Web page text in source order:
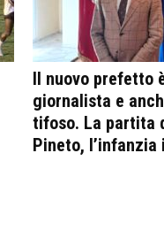
Il nuovo prefetto
giornalista e
tifoso. La partita
Pineto,